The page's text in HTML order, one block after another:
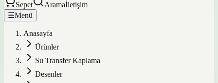
Sepet
Aramaİletişim
☰Menü
Anasayfa
Ürünler
Su Transfer Kaplama
Desenler